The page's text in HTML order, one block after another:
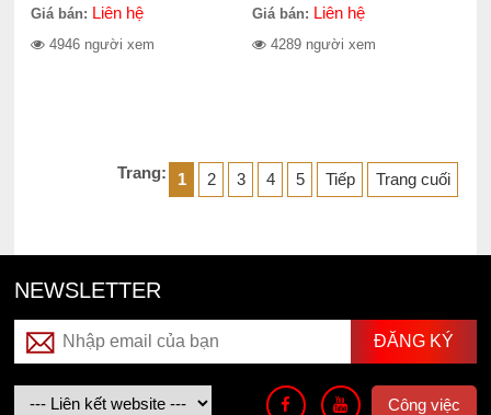
Giá bán: Liên hệ
4946 người xem
Giá bán: Liên hệ
4289 người xem
Trang: 1 2 3 4 5 Tiếp Trang cuối
NEWSLETTER
Công việc